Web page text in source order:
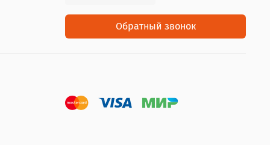
Обратный звонок